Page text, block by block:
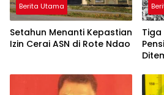
Berita Utama
Setahun Menanti Kepastian
Izin Cerai ASN di Rote Ndao
Tiga